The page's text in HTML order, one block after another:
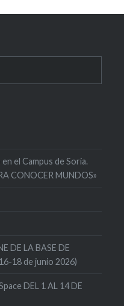
el Campus de Soria.
CONOCER MUNDOS»
DE LA BASE DE
18 de junio 2026)
DEL 1 AL 14 DE